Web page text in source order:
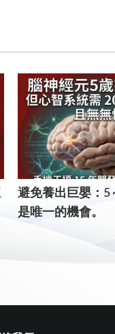
避免養出巨嬰：5
是唯一的機會。